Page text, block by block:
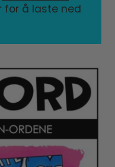
for å laste ned